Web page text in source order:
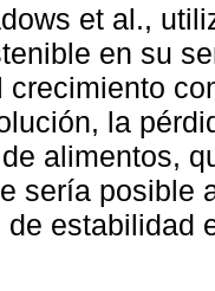
et al.,
en su
crecimiento
la
alimentos,
sería posible
estabilidad